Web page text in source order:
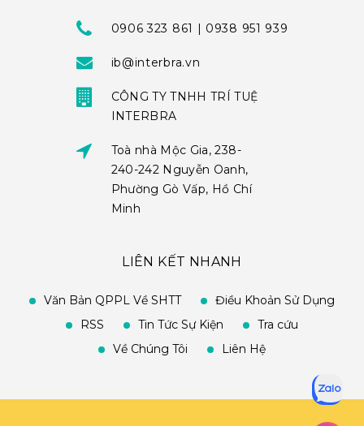
0906 323 861 | 0938 951 939
ib@interbra.vn
CÔNG TY TNHH TRÍ TUỆ
INTERBRA
Toà nhà Mộc Gia, 238-
240-242 Nguyễn Oanh,
Phường Gò Vấp, Hồ Chí
Minh
LIÊN KẾT NHANH
Văn Bản QPPL Về SHTT
Điều Khoản Sử Dụng
RSS
Tin Tức Sự Kiện
Tra cứu
Về Chúng Tôi
Liên Hệ